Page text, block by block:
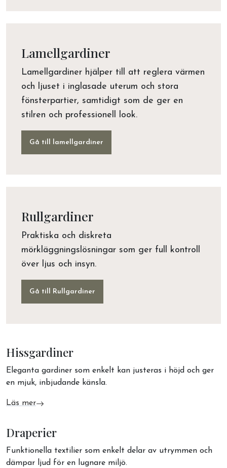
Lamellgardiner
Lamellgardiner hjälper till att reglera värmen
och ljuset i inglasade uterum och stora
fönsterpartier, samtidigt som de ger en
stilren och professionell look.
Gå till lamellgardiner
Rullgardiner
Praktiska och diskreta
mörkläggningslösningar som ger full kontroll
över ljus och insyn.
Gå till Rullgardiner
Hissgardiner
Eleganta gardiner som enkelt kan justeras i höjd och ger
en mjuk, inbjudande känsla.
Läs mer
om Hissgardiner
Draperier
Funktionella textilier som enkelt delar av utrymmen och
dämpar ljud för en lugnare miljö.